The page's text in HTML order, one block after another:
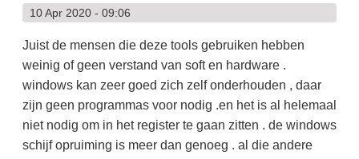
10 Apr 2020 - 09:06
Juist de mensen die deze tools gebruiken hebben
weinig of geen verstand van soft en hardware .
windows kan zeer goed zich zelf onderhouden , daar
zijn geen programmas voor nodig .en het is al helemaal
niet nodig om in het register te gaan zitten . de windows
schijf opruiming is meer dan genoeg . al die andere